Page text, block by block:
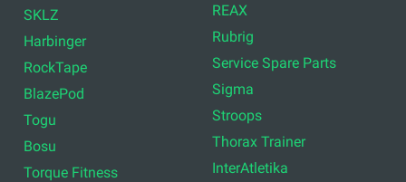
SKLZ
Harbinger
RockTape
BlazePod
Togu
Bosu
Torque Fitness
REAX
Rubrig
Service Spare Parts
Sigma
Stroops
Thorax Trainer
InterAtletika